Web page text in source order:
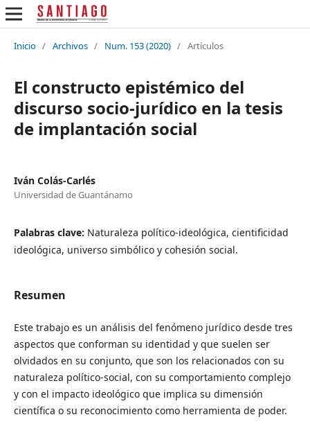
Inicio / Archivos / Num. 153 (2020) / Artículos
El constructo epistémico del
discurso socio-jurídico en la tesis
de implantación social
Iván Colás-Carlés
Universidad de Guantánamo
Palabras clave: Naturaleza político-ideológica, cientificidad
ideológica, universo simbólico y cohesión social.
Resumen
Este trabajo es un análisis del fenómeno jurídico desde tres
aspectos que conforman su identidad y que suelen ser
olvidados en su conjunto, que son los relacionados con su
naturaleza político-social, con su comportamiento complejo
y con el impacto ideológico que implica su dimensión
científica o su reconocimiento como herramienta de poder.